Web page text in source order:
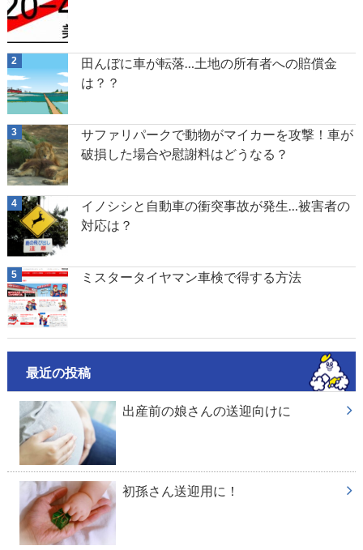
田んぼに車が転落…土地の所有者への賠償金
は？？
サファリパークで動物がマイカーを攻撃！車が
破損した場合や慰謝料はどうなる？
イノシシと自動車の衝突事故が発生…被害者の
対応は？
ミスタータイヤマン車検で得する方法
最近の投稿
出産前の娘さんの送迎向けに
初孫さん送迎用に！